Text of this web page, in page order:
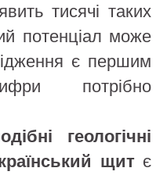
тисячі таких
потенціал може
є першим
потрібно
геологічні
щитє